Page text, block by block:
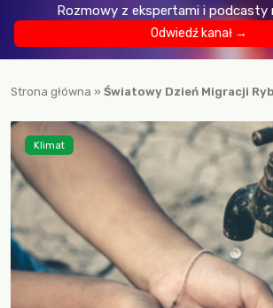
Rozmowy z ekspertami i podcasty
Odwiedź kanał →
Strona główna » Światowy Dzień Migracji Ryb
Klimat